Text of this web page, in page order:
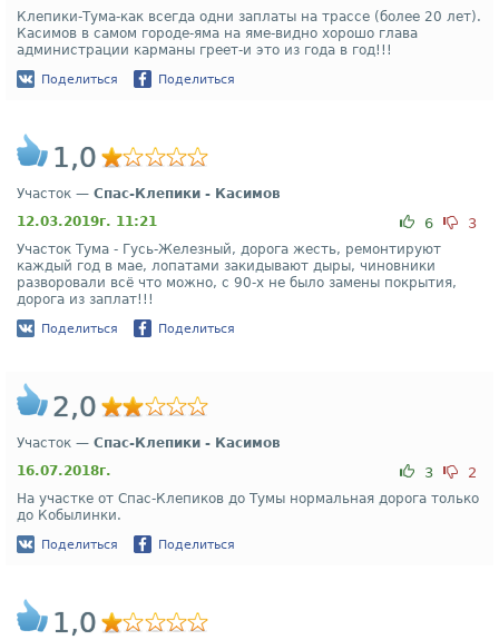
Клепики-Тума-как всегда одни заплаты на трассе (более 20 лет).
Касимов в самом городе-яма на яме-видно хорошо глава
администрации карманы греет-и это из года в год!!!
Поделиться Поделиться
1,0
Участок — Спас-Клепики - Касимов
12.03.2019г. 11:21
6 3
Участок Тума - Гусь-Железный, дорога жесть, ремонтируют
каждый год в мае, лопатами закидывают дыры, чиновники
разворовали всё что можно, с 90-х не было замены покрытия,
дорога из заплат!!!
Поделиться Поделиться
2,0
Участок — Спас-Клепики - Касимов
16.07.2018г.
3 2
На участке от Спас-Клепиков до Тумы нормальная дорога только
до Кобылинки.
Поделиться Поделиться
1,0